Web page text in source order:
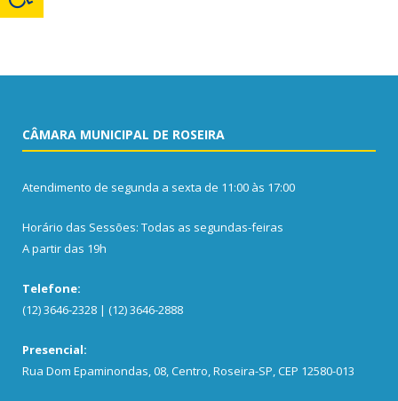
CÂMARA MUNICIPAL DE ROSEIRA
Atendimento de segunda a sexta de 11:00 às 17:00
Horário das Sessões: Todas as segundas-feiras
A partir das 19h
Telefone:
(12) 3646-2328 | (12) 3646-2888
Presencial:
Rua Dom Epaminondas, 08, Centro, Roseira-SP, CEP 12580-013